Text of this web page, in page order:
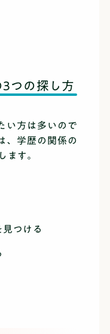
つの探し方
い方は多いので
、学歴の関係の
ます。
つける